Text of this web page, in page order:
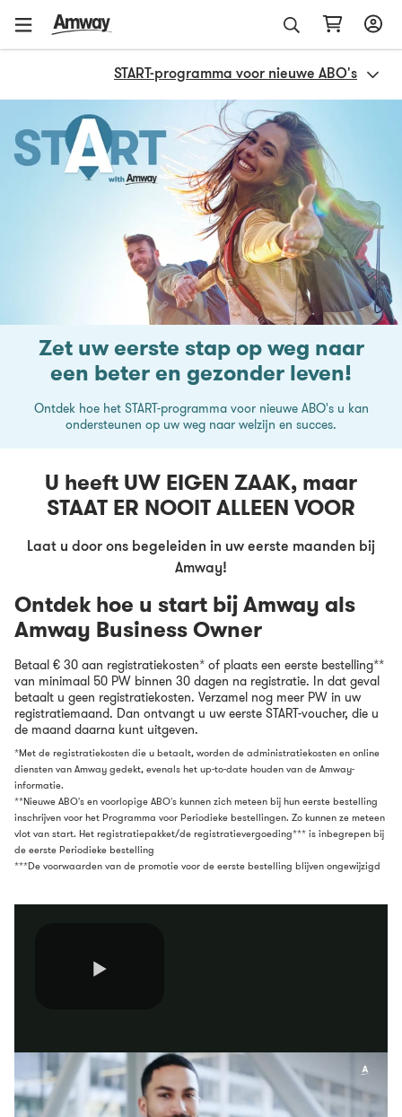
START-programma voor nieuwe ABO's
Zet uw eerste stap op weg naar
een beter en gezonder leven!
Ontdek hoe het START-programma voor nieuwe ABO's u kan
ondersteunen op uw weg naar welzijn en succes.
U heeft UW EIGEN ZAAK, maar
STAAT ER NOOIT ALLEEN VOOR
Laat u door ons begeleiden in uw eerste maanden bij
Amway!
Ontdek hoe u start bij Amway als
Amway Business Owner
Betaal € 30 aan registratiekosten* of plaats een eerste bestelling**
van minimaal 50 PW binnen 30 dagen na registratie. In dat geval
betaalt u geen registratiekosten. Verzamel nog meer PW in uw
registratiemaand. Dan ontvangt u uw eerste START-voucher, die u
de maand daarna kunt uitgeven.
*Met de registratiekosten die u betaalt, worden de administratiekosten en online
diensten van Amway gedekt, evenals het up-to-date houden van de Amway-
informatie.
**Nieuwe ABO's en voorlopige ABO's kunnen zich meteen bij hun eerste bestelling
inschrijven voor het Programma voor Periodieke bestellingen. Zo kunnen ze meteen
vlot van start. Het registratiepakket/de registratievergoeding*** is inbegrepen bij
de eerste Periodieke bestelling
***De voorwaarden van de promotie voor de eerste bestelling blijven ongewijzigd